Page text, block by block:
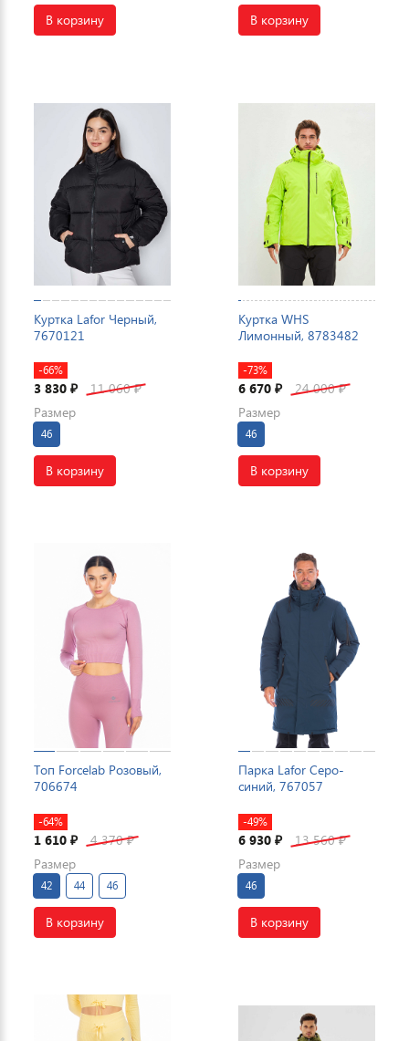
В корзину В корзину
Куртка Lafor Черный,
7670121
-66%
3 830 ₽ 11 060₽
Размер
46
В корзину
Куртка WHS
Лимонный, 8783482
-73%
6 670 ₽ 24 000₽
Размер
46
В корзину
Топ Forcelab Розовый,
706674
-64%
1 610 ₽ 4 370₽
Размер
42 44 46
В корзину
Парка Lafor Серо-
синий, 767057
-49%
6 930 ₽ 13 560₽
Размер
46
В корзину